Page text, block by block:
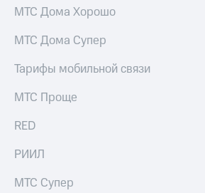
Порядок
выкупа
акций
Дивиденды
Рынок
облигаций
Описание
облигаций
МТС Дома Хорошо
МТС Дома Супер
Тарифы мобильной связи
МТС Проще
RED
РИИЛ
МТС Супер